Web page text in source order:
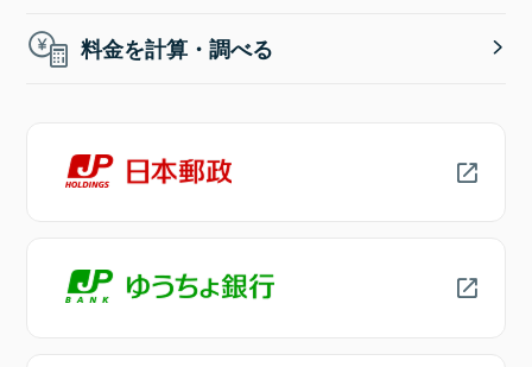
料金を計算・調べる